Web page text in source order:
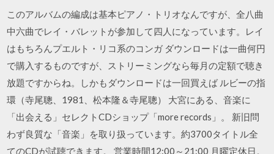
このアルバムの編成は基本ピアノ・トリオなんですが、全八曲
中六曲でレイ・バレットが参加して四人になっています。レイ
はもちろんプエルト・リコ系のコンガ ダウンロードは一曲何円
で購入するものですが、ストリーミングなら毎月の定額で聴き
放題ですからね。しかもダウンロードは一回買えば ルビーの指
環（寺尾聰、1981、松本隆＆寺尾聰） 大宮にある、音楽に
「出会える」セレクトCDショップ「more records」。 新旧問
わず良質な「音楽」を取り扱っています。約3700タイトル全
てのCDが試聴できます。 営業時間12:00～21:00 月曜定休日。